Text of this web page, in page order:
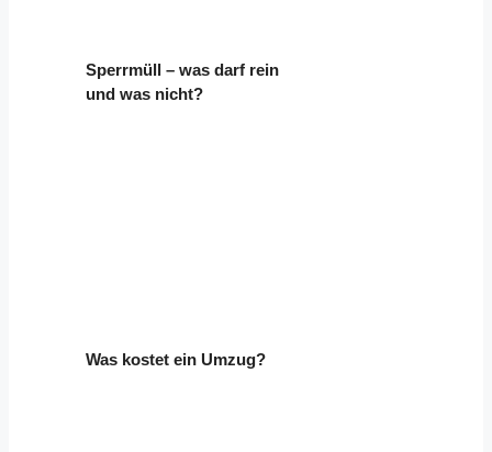
Sperrmüll – was darf rein
und was nicht?
Was kostet ein Umzug?